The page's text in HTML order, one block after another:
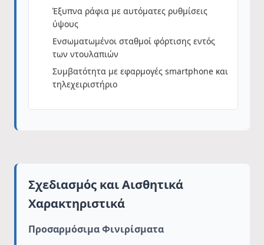
Έξυπνα ράφια με αυτόματες ρυθμίσεις
ύψους
Ενσωματωμένοι σταθμοί φόρτισης εντός
των ντουλαπιών
Συμβατότητα με εφαρμογές smartphone και
τηλεχειριστήριο
Σχεδιασμός και Αισθητικά
Χαρακτηριστικά
Προσαρμόσιμα Φινιρίσματα